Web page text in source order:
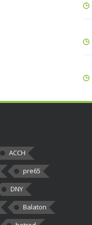
ACCH
pre65
DNY
Balaton